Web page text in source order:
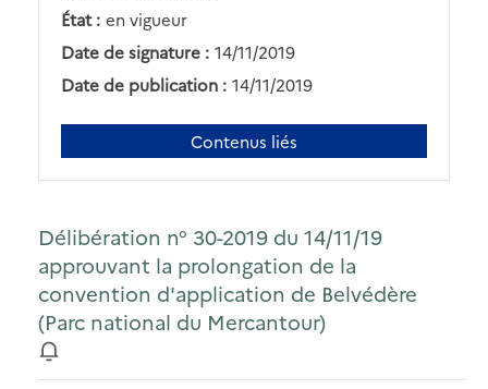
État : en vigueur
Date de signature : 14/11/2019
Date de publication : 14/11/2019
Contenus liés
Délibération n° 30-2019 du 14/11/19
approuvant la prolongation de la
convention d'application de Belvédère
(Parc national du Mercantour)